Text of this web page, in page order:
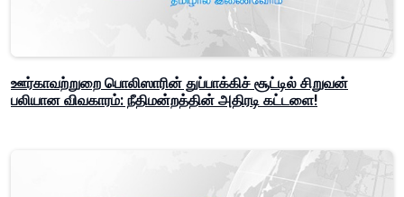
ஊர்காவற்றுறை பொலிஸாரின் துப்பாக்கிச் சூட்டில் சிறுவன்
பலியான விவகாரம்: நீதிமன்றத்தின் அதிரடி கட்டளை!